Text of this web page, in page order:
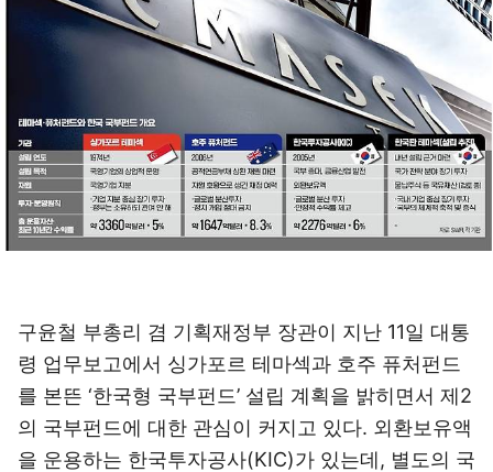
구윤철 부총리 겸 기획재정부 장관이 지난 11일 대통
령 업무보고에서 싱가포르 테마섹과 호주 퓨처펀드
를 본뜬 ‘한국형 국부펀드’ 설립 계획을 밝히면서 제2
의 국부펀드에 대한 관심이 커지고 있다. 외환보유액
을 운용하는 한국투자공사(KIC)가 있는데, 별도의 국